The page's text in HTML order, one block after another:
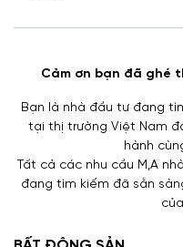
Cảm ơn bạn đã ghé
Bạn là nhà đầu tư đang
tại thị trường Việt Nam
hành
Tất cả các nhu cầu M,A
đang tìm kiếm đã sẵn